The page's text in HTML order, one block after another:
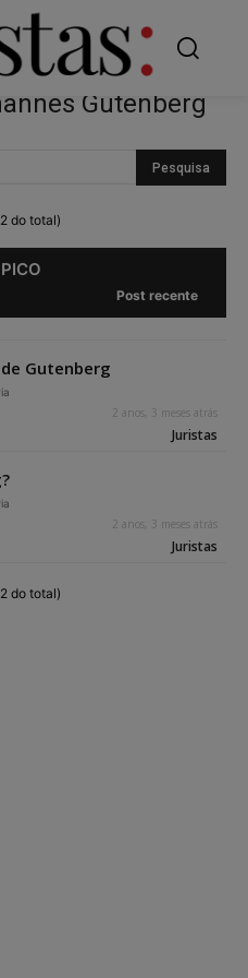
Gutenberg
do total)
Post recente
Gutenberg
2 anos, 3 meses atrás
Juristas
2 anos, 3 meses atrás
Juristas
do total)